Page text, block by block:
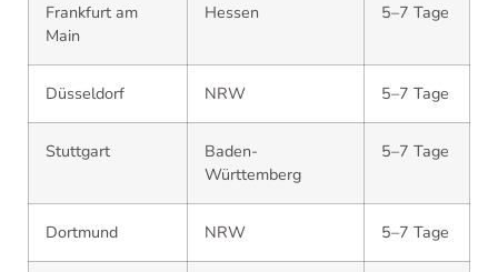
Frankfurt am
Main
Hessen 5–7 Tage
Düsseldorf NRW 5–7 Tage
Stuttgart
Baden-
Württemberg
5–7 Tage
Dortmund NRW 5–7 Tage